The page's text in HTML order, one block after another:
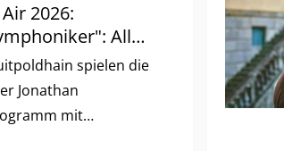
2026:
Alle
spielen die
Jonathan
mit
Rhythmen und